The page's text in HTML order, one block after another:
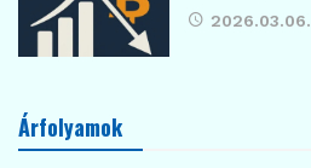
2026.03.06.
Árfolyamok